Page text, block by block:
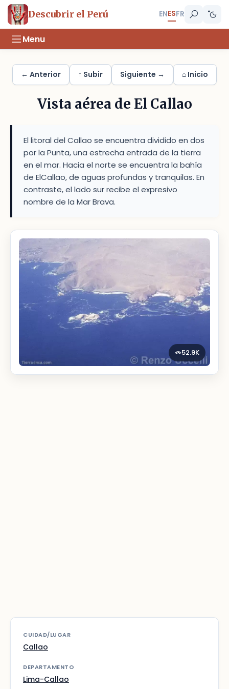
Descubrir el Perú ENESFR
Menu
← Anterior ↑ Subir Siguiente → ⌂ Inicio
Vista aérea de El Callao
El litoral del Callao se encuentra dividido en dos
por la Punta, una estrecha entrada de la tierra
en el mar. Hacia el norte se encuentra la bahía
de ElCallao, de aguas profundas y tranquilas. En
contraste, el lado sur recibe el expresivo
nombre de la Mar Brava.
52.9K
CUIDAD/LUGAR
Callao
DEPARTAMENTO
Lima-Callao